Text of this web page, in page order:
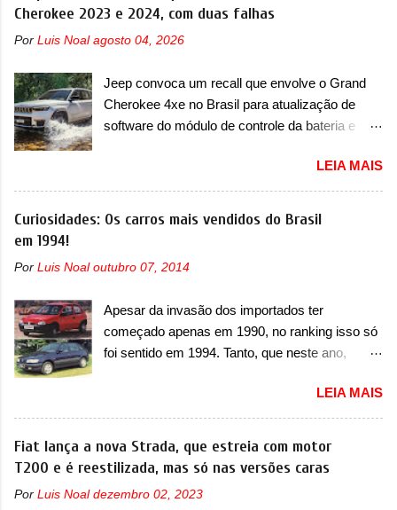
modelo compacto à sua linha. Posicionado
primeiras imagens teaser do A05, que nas
esportiva, o A05s. Previsto para ser lançado
ainda neste ano na China, o compacto elétrico
colocará a Leapmotor para concorrer com uma
BYD Dolphin e Geely EX2. Visualmente, o A05
conta com um design já visto por outros
modelos da marca, em especial do SUV
SUV, o A05 nasce com um design que está
possui faróis com um desenho mais retangular,
com um pequeno prolongamento para as
laterais. Os faróis cont...
Cherokee 2023 e 2024, com duas falhas
Por Luis Noal agosto 04, 2026
Jeep convoca um recall que envolve o Grand
Cherokee 4xe no Brasil para atualização de
software do módulo de controle da bateria e
Jeep convocou no dia 10 de outubro de 2025
um chamado que envolve os proprietários do
Grand Cherokee 4xe, em sua versão única
unidades afetadas precisam retornar a uma
dois problemas. O primeiro deles será uma
atualização do software do módulo de controle
da bateria (AHCP e HCP). Para alguns veículos
verificação e, se necessário, a substituição do
motor do ventilador HVAC (aquecimento,
ventilação e ar-condicionado). A marca também
confirmou que “foi identificada a possibilidade de
uma sobrecarga do microprocessador do
LEIA MAIS
Curiosidades: Os carros mais vendidos do Brasil
em 1994!
Por Luis Noal outubro 07, 2014
Apesar da invasão dos importados ter
começado apenas em 1990, no ranking isso só
foi sentido em 1994. Tanto, que neste ano,
começar pelo Chevrolet Corsa, o mais
destacado deles no ranking que perdurou no
nosso mercado até início de 2012 e com
certeza foi um grandioso lançamento da
ano também era lançada a nova geração do
LEIA MAIS
Fiat lança a nova Strada, que estreia com motor
T200 e é reestilizada, mas só nas versões caras
Por Luis Noal dezembro 02, 2023